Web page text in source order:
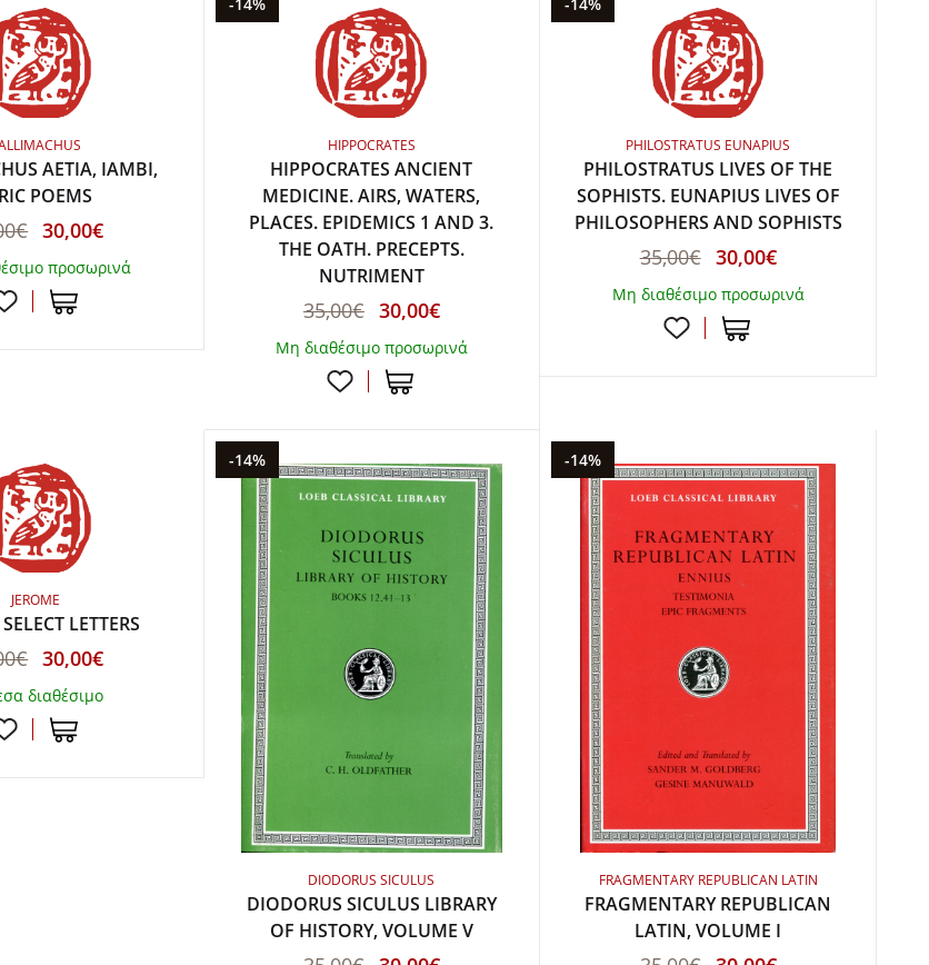
AETIA, IAMBI,
POEMS
30,00€
προσωρινά
HIPPOCRATES
HIPPOCRATES ANCIENT
MEDICINE. AIRS, WATERS,
PLACES. EPIDEMICS 1 AND 3.
THE OATH. PRECEPTS.
NUTRIMENT
35,00€ 30,00€
Μη διαθέσιμο προσωρινά
PHILOSTRATUS EUNAPIUS
PHILOSTRATUS LIVES OF THE
SOPHISTS. EUNAPIUS LIVES OF
PHILOSOPHERS AND SOPHISTS
35,00€ 30,00€
Μη διαθέσιμο προσωρινά
JEROME
LETTERS
30,00€
διαθέσιμο
-14%
DIODORUS SICULUS
DIODORUS SICULUS LIBRARY
OF HISTORY, VOLUME V
-14%
FRAGMENTARY REPUBLICAN LATIN
FRAGMENTARY REPUBLICAN
LATIN, VOLUME I